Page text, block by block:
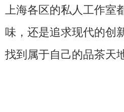
上海各区的私人工作室
味，还是追求现代的创
找到属于自己的品茶天